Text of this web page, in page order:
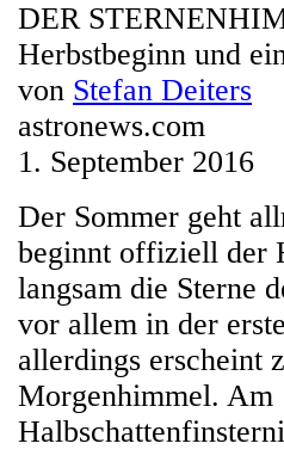
DER
Herbstbeginn und
von Stefan Deiters
astronews.com
1. September 2016
Der Sommer geht
beginnt offiziell der
langsam die Sterne
vor allem in der
allerdings erscheint
Morgenhimmel. Am